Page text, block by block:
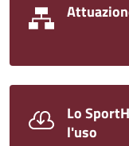
Lo
l'uso